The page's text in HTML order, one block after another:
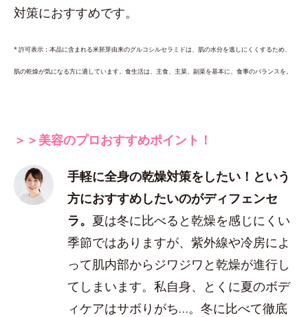
対策におすすめです。
* 許可表示：本品に含まれる米胚芽由来のグルコシルセラミドは、肌の水分を逃しにくくするため、
肌の乾燥が気になる方に適しています。食生活は、主食、主菜、副菜を基本に、食事のバランスを。
＞＞美容のプロおすすめポイント！
手軽に全身の乾燥対策をしたい！という
方におすすめしたいのがディフェンセ
ラ。 夏は冬に比べると乾燥を感じにくい
季節ではありますが、紫外線や冷房によ
って肌内部からジワジワと乾燥が進行し
てしまいます。私自身、とくに夏のボデ
ィケアはサボりがち…。冬に比べて徹底